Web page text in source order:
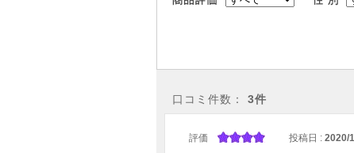
口コミ件数： 3件
評価 投稿日 : 2020/